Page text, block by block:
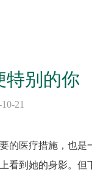
特别的你
21
医疗措施，也是
看到她的身影。